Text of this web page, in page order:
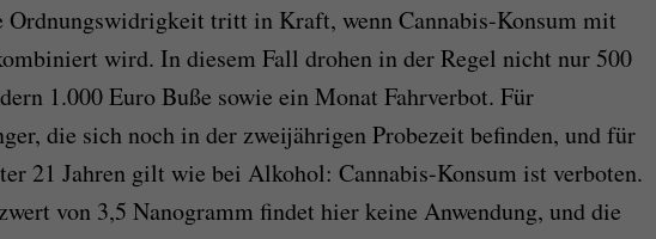
Ordnungswidrigkeit tritt in Kraft, wenn Cannabis-Konsum mit
wird. In diesem Fall drohen in der Regel nicht nur 500
1.000 Euro Buße sowie ein Monat Fahrverbot. Für
die sich noch in der zweijährigen Probezeit befinden, und für
21 Jahren gilt wie bei Alkohol: Cannabis-Konsum ist verboten.
von 3,5 Nanogramm findet hier keine Anwendung, und die